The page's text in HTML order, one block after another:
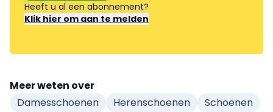
Heeft u al een abonnement?
Klik hier om aan te melden
Meer weten over
Damesschoenen
Herenschoenen Schoenen